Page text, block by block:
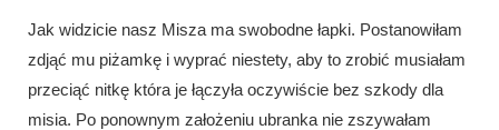
Jak widzicie nasz Misza ma swobodne łapki. Postanowiłam
zdjąć mu piżamkę i wyprać niestety, aby to zrobić musiałam
przeciąć nitkę która je łączyła oczywiście bez szkody dla
misia. Po ponownym założeniu ubranka nie zszywałam